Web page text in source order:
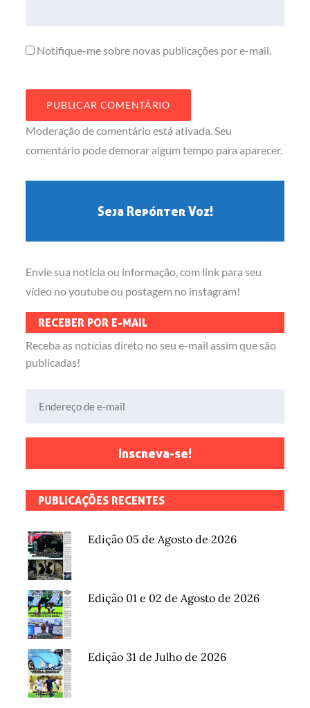
Notifique-me sobre novas publicações por e-mail.
Moderação de comentário está ativada. Seu
comentário pode demorar algum tempo para aparecer.
Seja Repórter Voz!
Envie sua notícia ou informação, com link para seu
vídeo no youtube ou postagem no instagram!
RECEBER POR E-MAIL
Receba as notícias direto no seu e-mail assim que são
publicadas!
Inscreva-se!
PUBLICAÇÕES RECENTES
Edição 05 de Agosto de 2026
Edição 01 e 02 de Agosto de 2026
Edição 31 de Julho de 2026